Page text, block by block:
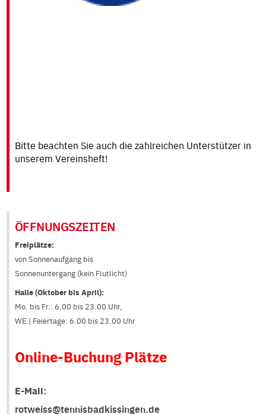
Bitte beachten Sie auch die zahlreichen Unterstützer in
unserem Vereinsheft!
ÖFFNUNGSZEITEN
Freiplätze:
von Sonnenaufgang bis
Sonnenuntergang (kein Flutlicht)
Halle (Oktober bis April):
Mo. bis Fr.: 6.00 bis 23.00 Uhr,
WE | Feiertage: 6.00 bis 23.00 Uhr
Online-Buchung Plätze
E-Maii:
rotweiss@tennisbadkissingen.de